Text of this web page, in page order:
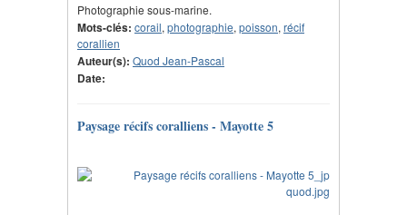
Photographie sous-marine.
Mots-clés: corail, photographie, poisson, récif
corallien
Auteur(s): Quod Jean-Pascal
Date:
Paysage récifs coralliens - Mayotte 5